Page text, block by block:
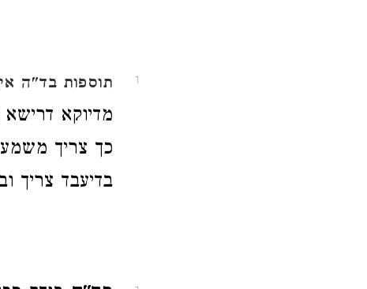
1 תוספות בד"ה
מדיוקא
כך צריך משמע
בדיעבד צריך